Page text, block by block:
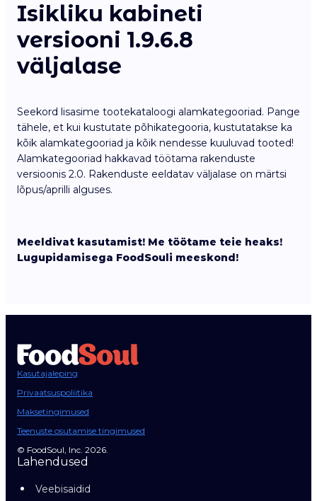
Isikliku kabineti
versiooni 1.9.6.8
väljalase
Seekord lisasime tootekataloogi alamkategooriad. Pange
tähele, et kui kustutate põhikategooria, kustutatakse ka
kõik alamkategooriad ja kõik nendesse kuuluvad tooted!
Alamkategooriad hakkavad töötama rakenduste
versioonis 2.0. Rakenduste eeldatav väljalase on märtsi
lõpus/aprilli alguses.
Meeldivat kasutamist! Me töötame teie heaks!
Lugupidamisega FoodSouli meeskond!
Kasutajaleping
Privaatsuspoliitika
Maksetingimused
Teenuste osutamise tingimused
© FoodSoul, Inc. 2026.
Lahendused
Veebisaidid